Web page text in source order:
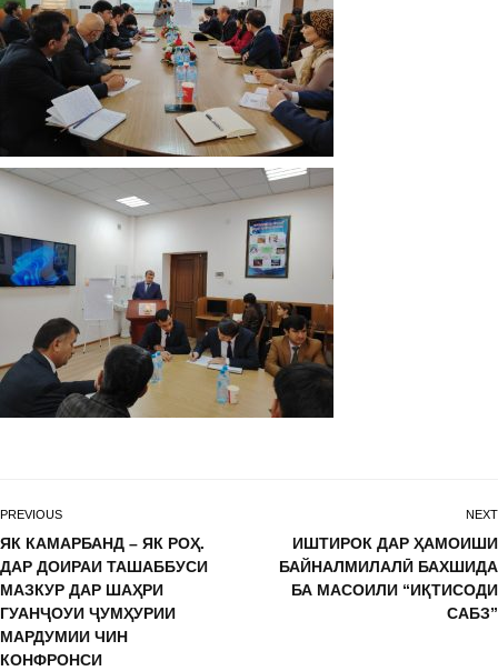
PREVIOUS
ЯК КАМАРБАНД – ЯК РОҲ.
ДАР ДОИРАИ ТАШАББУСИ
МАЗКУР ДАР ШАҲРИ
ГУАНҶОУИ ҶУМҲУРИИ
МАРДУМИИ ЧИН
КОНФРОНСИ
NEXT
ИШТИРОК ДАР ҲАМОИШИ
БАЙНАЛМИЛАЛӢ БАХШИДА
БА МАСОИЛИ “ИҚТИСОДИ
САБЗ”